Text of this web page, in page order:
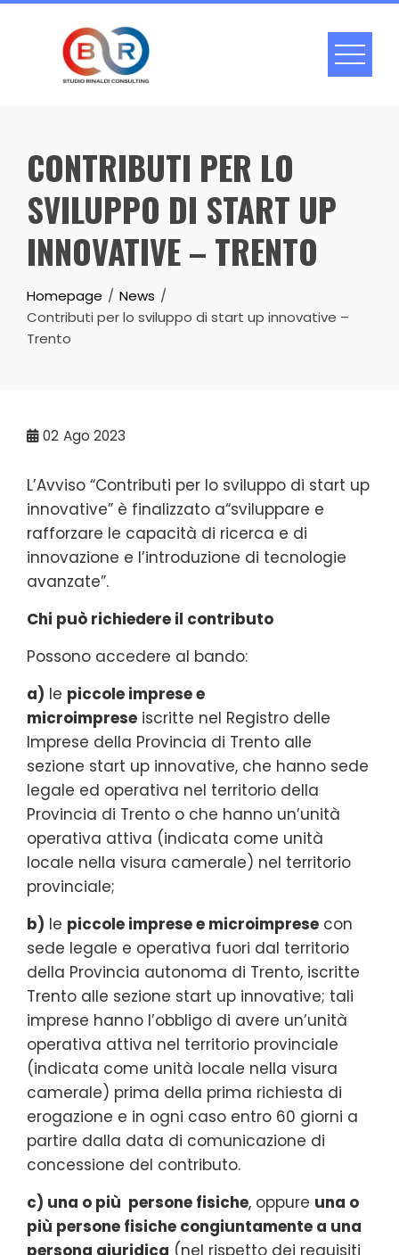
Skip
CONTRIBUTI PER LO
SVILUPPO DI START UP
INNOVATIVE – TRENTO
Homepage
News
Contributi per lo sviluppo di start up innovative –
Trento
02 Ago 2023
L’Avviso “Contributi per lo sviluppo di start up
innovative” è finalizzato a“sviluppare e
rafforzare le capacità di ricerca e di
innovazione e l’introduzione di tecnologie
avanzate”.
Chi può richiedere il contributo
Possono accedere al bando:
a) le piccole imprese e
microimprese iscritte nel Registro delle
Imprese della Provincia di Trento alle
sezione start up innovative, che hanno sede
legale ed operativa nel territorio della
Provincia di Trento o che hanno un’unità
operativa attiva (indicata come unità
locale nella visura camerale) nel territorio
provinciale;
b) le piccole imprese e microimprese con
sede legale e operativa fuori dal territorio
della Provincia autonoma di Trento, iscritte
Trento alle sezione start up innovative; tali
imprese hanno l’obbligo di avere un’unità
operativa attiva nel territorio provinciale
(indicata come unità locale nella visura
camerale) prima della prima richiesta di
erogazione e in ogni caso entro 60 giorni a
partire dalla data di comunicazione di
concessione del contributo.
c) una o più persone fisiche, oppure una o
più persone fisiche congiuntamente a una
persona giuridica (nel rispetto dei requisiti